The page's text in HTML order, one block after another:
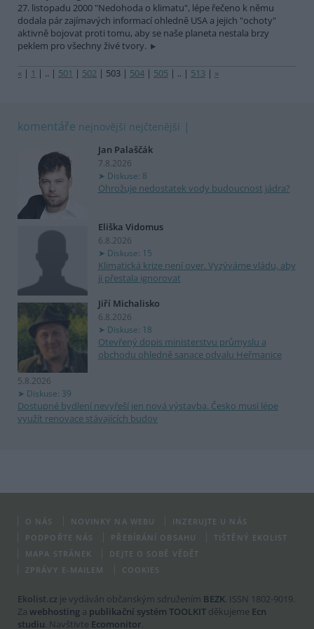
27. listopadu 2000 "Nedohoda o klimatu", lépe řečeno k němu
dodala pár zajímavých informací ohledně USA a jejich "ochoty"
aktivně bojovat proti tomu, aby se naše planeta nestala brzy
peklem pro všechny živé tvory.
« | 1 | .. | 501 | 502 | 503 | 504 | 505 | .. | 513 | »
komentáře nejnovější nejčtenější
Jan Palaščák
7.8.2026
Diskuse: 8
Ohrožuje nedostatek vody budoucnost jádra?
Eliška Vidomus
6.8.2026
Diskuse: 15
Klimatická krize není over. Vyzýváme vládu, aby
ji přestala ignorovat
Jiří Michalisko
6.8.2026
Diskuse: 18
Otevřený dopis ministerstvu průmyslu a
obchodu ohledně sanace odvalu Heřmanice
5.8.2026
Diskuse: 39
Dostupné bydlení nevyřeší jen nová výstavba. Česko musí lépe
využít renovace stávajících budov
O NÁS NOVINKY NA WEBU
INZERUJTE U NÁS
PODPOŘTE NÁS
PŘEBÍRÁNÍ OBSAHU
TIŠTĚNÝ EKOLIST
MAPA STRÁNEK
DEJTE O SOBĚ VĚDĚT
ZPRÁVY E-MAILEM
COOKIES
Ekolist.cz je vydáván občanským sdružením BEZK. ISSN 1802-9019.
Za webhosting a publikační systém TOOLKIT děkujeme Ecn
studiu. Navštivte Ecomonitor.